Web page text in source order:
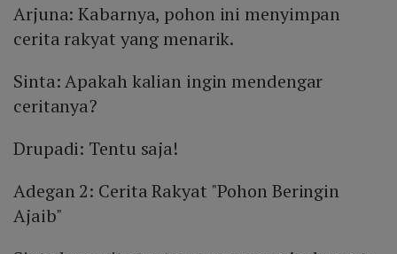
Arjuna: Kabarnya, pohon ini menyimpan
cerita rakyat yang menarik.
Sinta: Apakah kalian ingin mendengar
ceritanya?
Drupadi: Tentu saja!
Adegan 2: Cerita Rakyat "Pohon Beringin
Ajaib"